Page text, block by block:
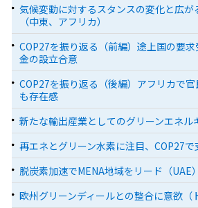
気候変動に対するスタンスの変化と広が
（中東、アフリカ）
COP27を振り返る（前編）途上国の要
金の設立合意
COP27を振り返る（後編）アフリカで
も存在感
新たな輸出産業としてのグリーンエネル
再エネとグリーン水素に注目、COP27で
脱炭素加速でMENA地域をリード（UAE）
欧州グリーンディールとの整合に意欲（